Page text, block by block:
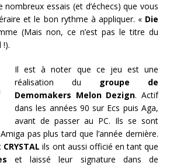
nombreux essais (et d’échecs) que vous
et le bon rythme à appliquer. « Die
(Mais non, ce n’est pas le titre du
!).
Il est à noter que ce jeu est une
réalisation du groupe de
Demomakers Melon Dezign. Actif
dans les années 90 sur Ecs puis Aga,
avant de passer au PC. Ils se sont
pas plus tard que l’année dernière.
CRYSTAL ils ont aussi officié en tant que
et laissé leur signature dans de